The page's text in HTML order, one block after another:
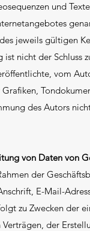
und
jeweils gültigen
nicht der Schluss
vom
des Autors
von Daten von
der
E-Mail-
zu Zwecken der
der